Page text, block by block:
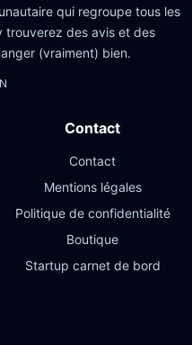
qui regroupe tous les
trouverez des avis et des
(vraiment) bien.
Contact
Contact
Mentions légales
Politique de confidentialité
Boutique
Startup carnet de bord